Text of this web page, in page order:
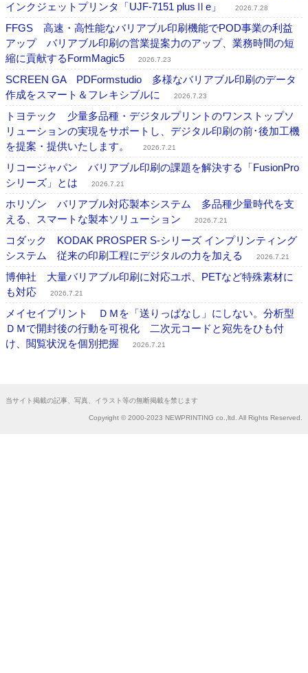
インクジェットプリンタ「UJF-7151 plusⅡe」
2026.7.28
FFGS 高速・高性能なバリアブル印刷機能でPOD事業の利益
アップ バリアブル印刷の営業提案力のアップ、業務時間の短
縮に貢献するFormMagic5
2026.7.23
SCREEN GA PDFormstudio 多様なバリアブル印刷のデータ
作成をスマート＆フレキシブルに
2026.7.23
トヨテック 少量多品種・デジタルプリントのワンストップソ
リューションの実現をサポートし、デジタル印刷の前･後加工機
を提案・提供いたします。
2026.7.21
リコージャパン バリアブル印刷の課題を解決する「FusionPro
シリーズ」とは
2026.7.21
ホリゾン バリアブル対応製本システム 多品種少量時代を支
える、スマートな製本ソリューション
2026.7.21
コダック KODAK PROSPER S-シリーズ インプリンティング
システム 従来の印刷工程にデジタルの力を加える
2026.7.21
博伸社 大量バリアブル印刷に対応ユポ、PETなど特殊素材に
も対応
2026.7.21
メイセイプリント ＤＭを「送りっぱなし」にしない。分析型
ＤＭで開封後の行動を可視化 二次元コードと宛先をひも付
け、閲覧状況を個別把握
2026.7.21
当サイト掲載の記事、写真、イラスト等の無断掲載を禁じます
Copyright © 2000-2023 NEWPRINTING co.,ltd. All Rights Reserved.